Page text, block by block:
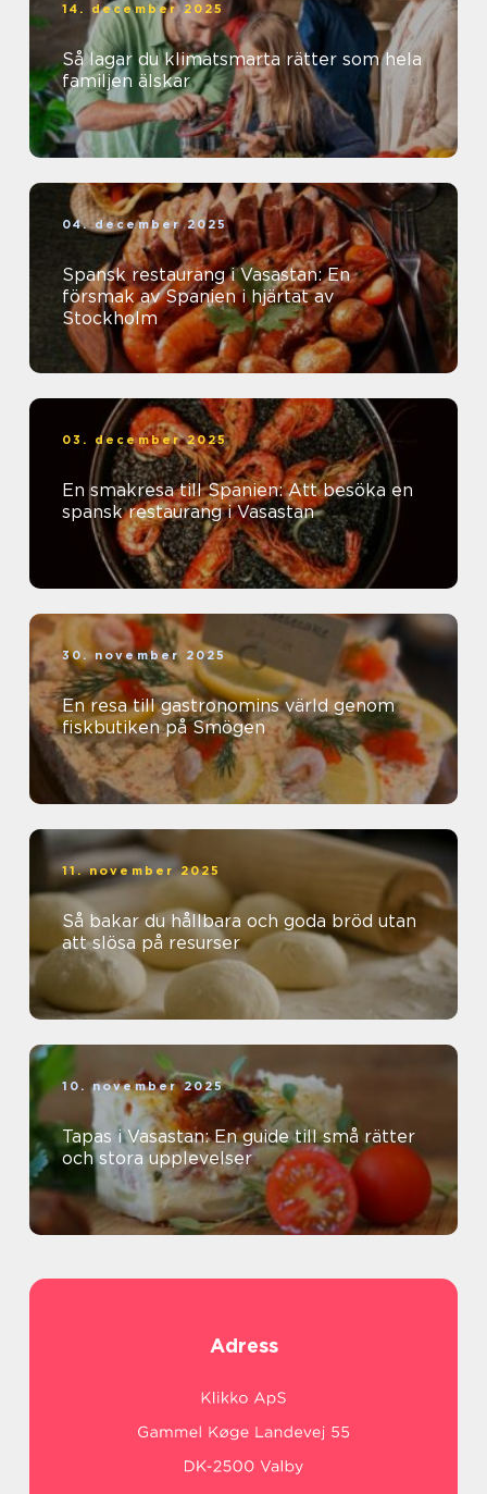
14. december 2025
Så lagar du klimatsmarta rätter som hela
familjen älskar
04. december 2025
Spansk restaurang i Vasastan: En
försmak av Spanien i hjärtat av
Stockholm
03. december 2025
En smakresa till Spanien: Att besöka en
spansk restaurang i Vasastan
30. november 2025
En resa till gastronomins värld genom
fiskbutiken på Smögen
11. november 2025
Så bakar du hållbara och goda bröd utan
att slösa på resurser
10. november 2025
Tapas i Vasastan: En guide till små rätter
och stora upplevelser
Adress